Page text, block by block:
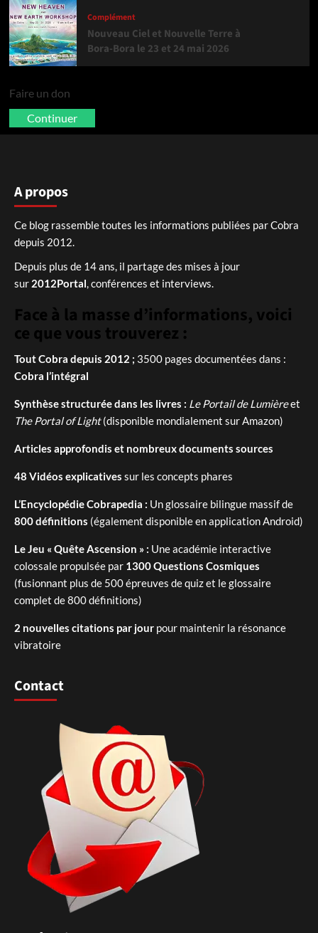
Complément
Nouveau Ciel et Nouvelle Terre à
Bora-Bora le 23 et 24 mai 2026
Faire un don
Continuer
A propos
Ce blog rassemble toutes les informations publiées par Cobra
depuis 2012.
Depuis plus de 14 ans, il partage des mises à jour
sur 2012Portal, conférences et interviews.
Face à la masse d’informations, voici
ce que vous trouverez :
Tout Cobra depuis 2012 ; 3500 pages documentées dans :
Cobra l’intégral
Synthèse structurée dans les livres : Le Portail de Lumièreet
The Portal of Light(disponible mondialement sur Amazon)
Articles approfondis et nombreux documents sources
48 Vidéos explicatives sur les concepts phares
L’Encyclopédie Cobrapedia : Un glossaire bilingue massif de
800 définitions (également disponible en application Android)
Le Jeu « Quête Ascension » : Une académie interactive
colossale propulsée par 1300 Questions Cosmiques
(fusionnant plus de 500 épreuves de quiz et le glossaire
complet de 800 définitions)
2 nouvelles citations par jour pour maintenir la résonance
vibratoire
Contact